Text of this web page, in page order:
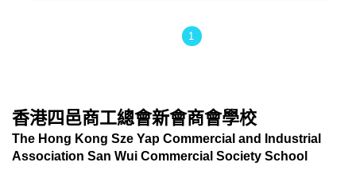
1
香港四邑商工總會新會商會學校
The Hong Kong Sze Yap Commercial and Industrial
Association San Wui Commercial Society School